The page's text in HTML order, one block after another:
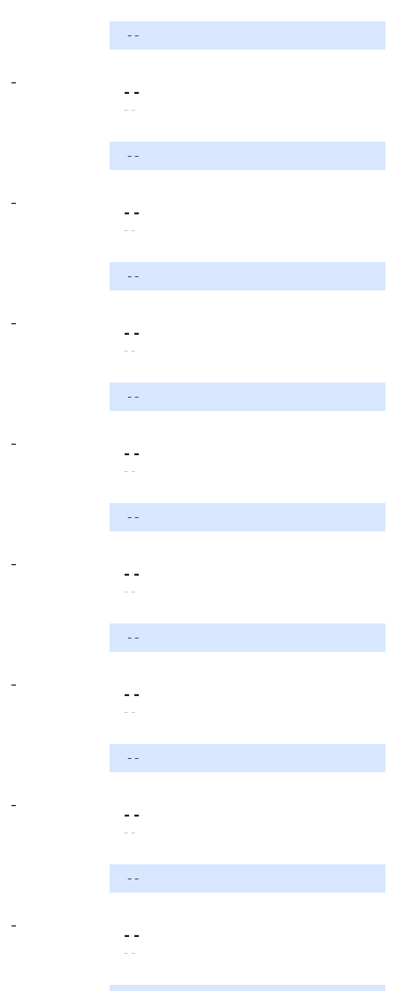
- -
-
- -
- -
- -
-
- -
- -
- -
-
- -
- -
- -
-
- -
- -
- -
-
- -
- -
- -
-
- -
- -
- -
-
- -
- -
- -
-
- -
- -